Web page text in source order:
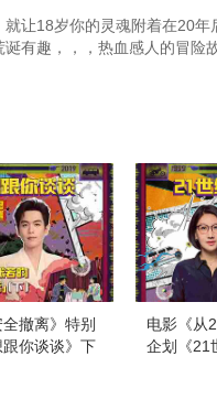
，就让18岁你的灵魂附着在20年
趣，，，热血感人的冒险故事
撤离》特别
你谈谈》下
电影《从
企划《21